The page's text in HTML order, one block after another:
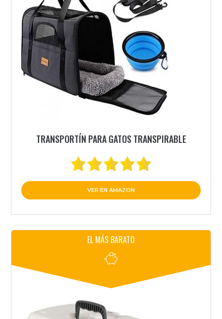
TRANSPORTÍN PARA GATOS TRANSPIRABLE
VER EN AMAZON
EL MÁS BARATO